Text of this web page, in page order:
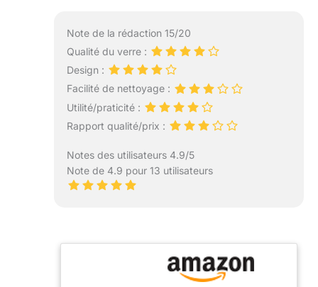
Note de la rédaction 15/20
Qualité du verre :
Design :
Facilité de nettoyage :
Utilité/praticité :
Rapport qualité/prix :
Notes des utilisateurs 4.9/5
Note de 4.9 pour 13 utilisateurs